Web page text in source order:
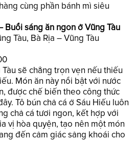
cùng phần bánh mì siêu
Buổi sáng ăn ngon ở Vũng Tàu
Tàu, Bà Rịa – Vũng Tàu
sẽ chẳng trọn vẹn nếu thiếu
Món ăn này nổi bật với nước
được chế biến theo công thức
Tô bún chả cá ở Sáu Hiếu luôn
chả cá tươi ngon, kết hợp với
vị hòa quyện, tạo nên một món
đến cảm giác sảng khoái cho